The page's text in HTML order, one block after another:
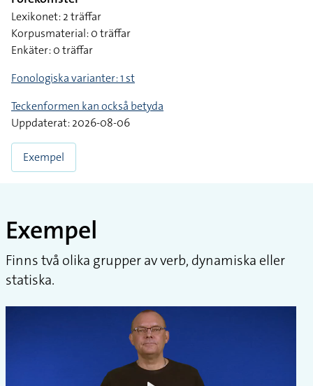
Lexikonet: 2 träffar
Korpusmaterial: 0 träffar
Enkäter: 0 träffar
Fonologiska varianter: 1 st
Teckenformen kan också betyda
Uppdaterat: 2026-08-06
Exempel
Exempel
Finns två olika grupper av verb, dynamiska eller
statiska.